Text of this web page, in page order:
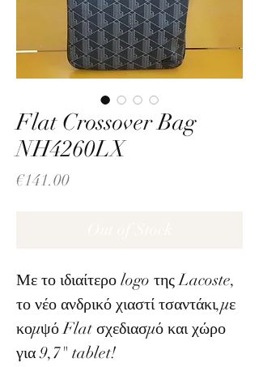
Flat Crossover Bag
NH4260LX
€141.00Price
Με το ιδιαίτερο logo της Lacoste,
το νέο ανδρικό χιαστί τσαντάκι,με
κομψό Flat σχεδιασμό και χώρο
για 9,7" tablet!